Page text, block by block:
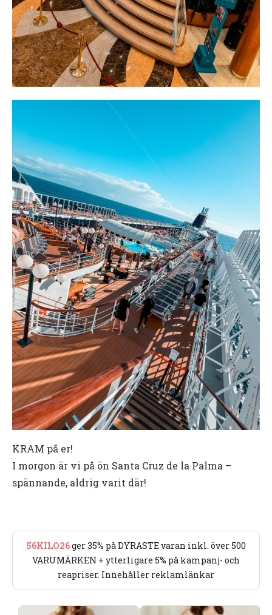
KRAM på er!
I morgon är vi på ön Santa Cruz de la Palma –
spännande, aldrig varit där!
56KILO26ger 35% på DYRASTE varan inkl. över 500
VARUMÄRKEN + ytterligare 5% på kampanj- och
reapriser. Innehåller reklamlänkar